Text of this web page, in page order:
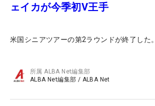
ェイカが今季初V王手
米国シニアツアーの第2ラウンドが終了した。
所属ALBA Net編集部
ALBA Net編集部 / ALBA Net